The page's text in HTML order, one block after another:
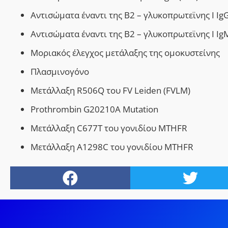
Αντισώματα έναντι της Β2 – γλυκοπρωτεϊνης Ι
Αντισώματα έναντι της Β2 – γλυκοπρωτεϊνης Ι
Μοριακός έλεγχος μετάλαξης της ομοκυστείνης
Πλασμινογόνο
Μετάλλαξη R506Q του FV Leiden (FVLM)
Prothrombin G20210A Mutation
Μετάλλαξη C677T του γονιδίου MTHFR
Μετάλλαξη Α1298C του γονιδίου MTHFR